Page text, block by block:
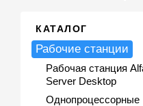
КАТАЛОГ
Рабочие станции
Рабочая станция
Server Desktop
Однопроцессорные